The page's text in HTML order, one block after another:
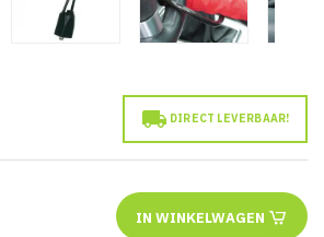
 DIRECT LEVERBAAR!
IN WINKELWAGEN